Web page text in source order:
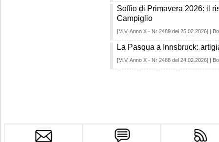
Soffio di Primavera 2026: il
Campiglio
[M.V. Anno X - Nr 2489 del 25.02.2026] |
La Pasqua a Innsbruck:
[M.V. Anno X - Nr 2488 del 24.02.2026] |